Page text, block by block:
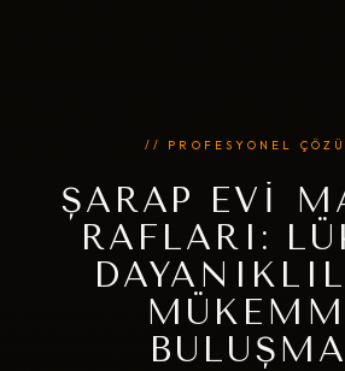
// PROFESYONEL
ŞARAP EVI
RAFLARI: